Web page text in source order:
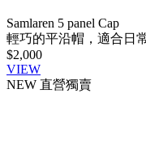
Samlaren 5 panel Cap
輕巧的平沿帽，適合日
$2,000
VIEW
NEW 直營獨賣